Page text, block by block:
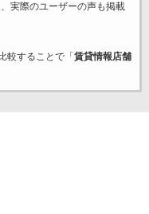
実際のユーザーの声も掲載
較することで「 賃貸情報店舗